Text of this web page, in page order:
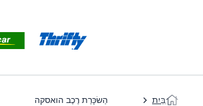
בַּיִת הַשׂכָּרַת רֶכֶב הואסקה